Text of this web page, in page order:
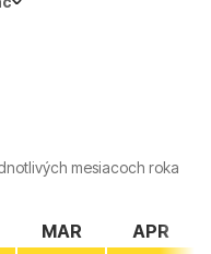
mesiacoch roka
MAR
APR